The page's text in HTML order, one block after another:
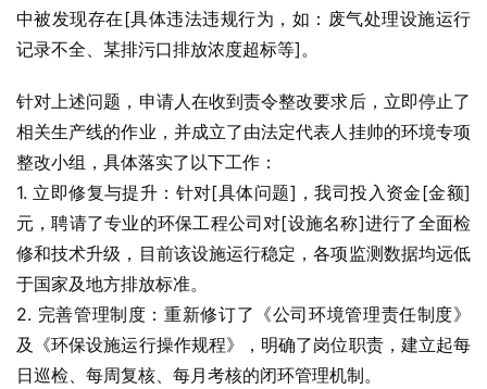
中被发现存在[具体违法违规行为，如：废气处理设施运行
记录不全、某排污口排放浓度超标等]。
针对上述问题，申请人在收到责令整改要求后，立即停止了
相关生产线的作业，并成立了由法定代表人挂帅的环境专项
整改小组，具体落实了以下工作：
1. 立即修复与提升：针对[具体问题]，我司投入资金[金额]
元，聘请了专业的环保工程公司对[设施名称]进行了全面检
修和技术升级，目前该设施运行稳定，各项监测数据均远低
于国家及地方排放标准。
2. 完善管理制度：重新修订了《公司环境管理责任制度》
及《环保设施运行操作规程》，明确了岗位职责，建立起每
日巡检、每周复核、每月考核的闭环管理机制。